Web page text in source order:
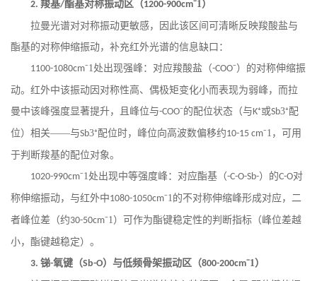
2. 羧基/酯基对称振动区（1200-900cm⁻1）
拉曼光谱对对称振动更敏感，因此该区间可清晰反映羧酸盐与
酯基的对称伸缩振动，补充红外光谱的信息缺口：
1100-1080cm⁻1处出现强峰：对应羧酸盐（-COO⁻）的对称伸缩振
动。红外中该振动因对称性高、偶极矩变化小而表现为弱峰，而拉
曼中该峰强度显著提升，且峰位与-COO⁻的配位状态（与K⁺或Sb3⁺配
位）相关——与Sb3⁺配位时，峰位向高波数偏移约10-15 cm⁻1，可用
于判断羧基的配位对象。
1020-990cm⁻1处出现中等强度峰：对应酯基（-C-O-Sb-）的C-O对
称伸缩振动，与红外中1080-1050cm⁻1的不对称伸缩峰形成对应，二
者峰位差（约30-50cm⁻1）可作为酯键稳定性的判断指标（峰位差越
小，酯键越稳定）。
3. 锑-氧键（Sb-O）与低频骨架振动区（800-200cm⁻1）